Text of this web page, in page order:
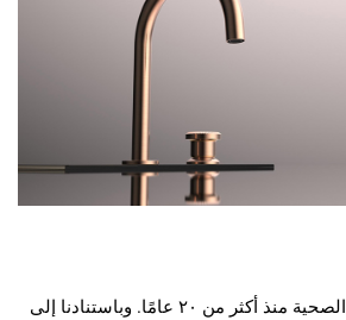
ج: نحن نُصنّع المنتجات الصحية منذ أكثر من ٢٠ عامًا. وباستنادنا إلى